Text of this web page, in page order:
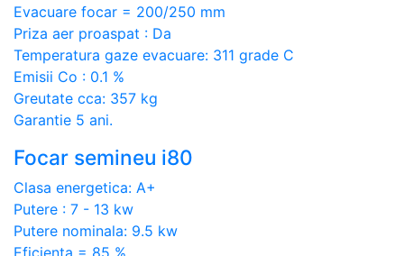
Evacuare focar = 200/250 mm
Priza aer proaspat : Da
Temperatura gaze evacuare: 311 grade C
Emisii Co : 0.1 %
Greutate cca: 357 kg
Garantie 5 ani.
Focar semineu i80
Clasa energetica: A+
Putere : 7 - 13 kw
Putere nominala: 9.5 kw
Eficienta = 85 %